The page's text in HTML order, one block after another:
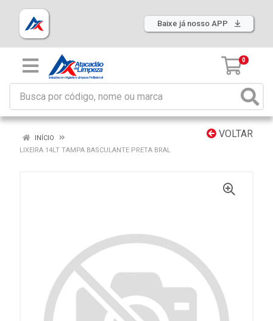
Baixe já nosso APP
0
VOLTAR
INÍCIO
LIXEIRA 14LT TAMPA BASCULANTE PRETA BRAL